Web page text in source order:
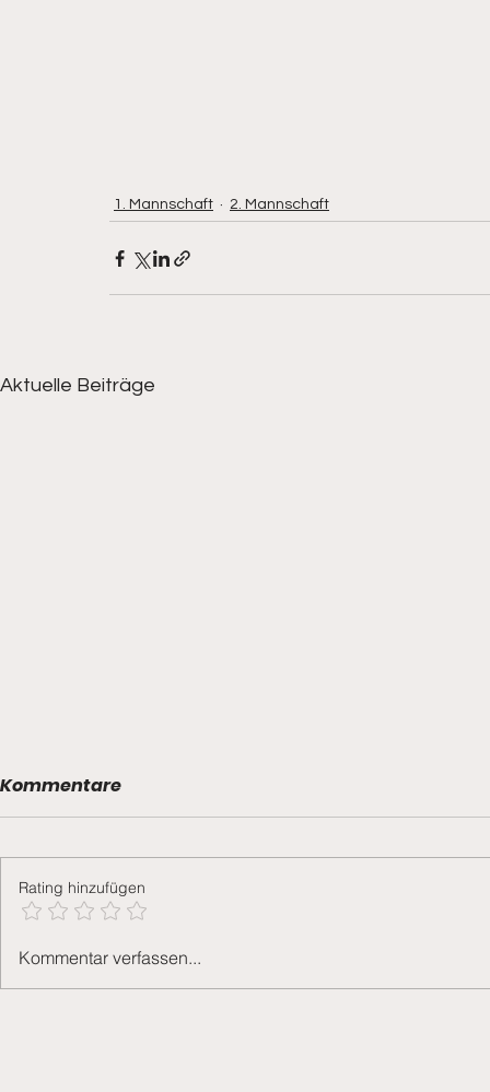
1. Mannschaft 2. Mannschaft
Aktuelle Beiträge
Derbysieg und zwei
Verabschiedungen
Kommentare
Rating hinzufügen
Kommentar verfassen...